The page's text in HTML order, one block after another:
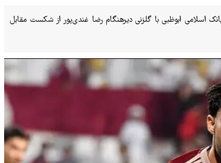
اسلامی ابوظبی با گلزنی دیرهنگام رضا غندی‌پور از شکست مقابل